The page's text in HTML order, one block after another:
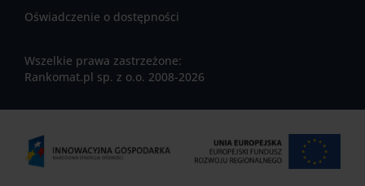
Oświadczenie o dostępności
Wszelkie prawa zastrzeżone:
Rankomat.pl sp. z o.o. 2008-2026